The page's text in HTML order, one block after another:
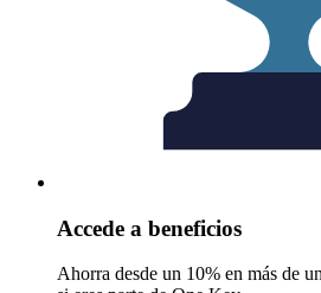
Accede a beneficios
Ahorra desde un 10% en más de